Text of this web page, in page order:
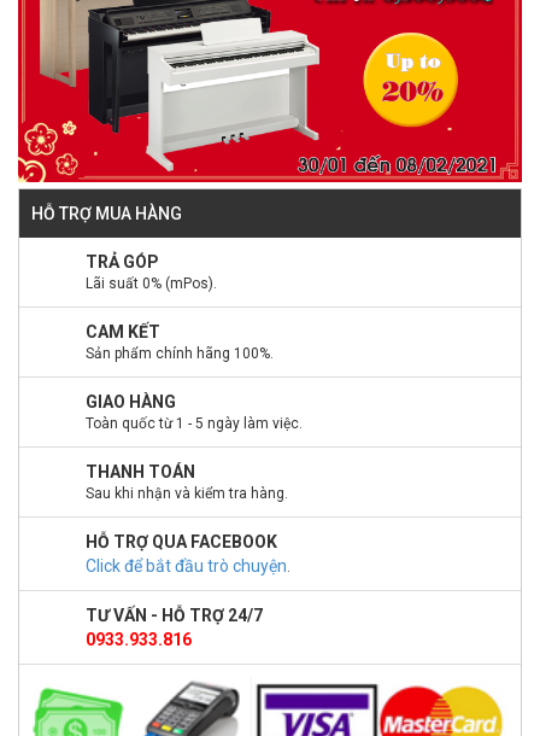
HỖ TRỢ MUA HÀNG
TRẢ GÓP
Lãi suất 0% (mPos).
CAM KẾT
Sản phẩm chính hãng 100%.
GIAO HÀNG
Toàn quốc từ 1 - 5 ngày làm việc.
THANH TOÁN
Sau khi nhận và kiểm tra hàng.
HỖ TRỢ QUA FACEBOOK
Click để bắt đầu trò chuyện.
TƯ VẤN - HỖ TRỢ 24/7
0933.933.816